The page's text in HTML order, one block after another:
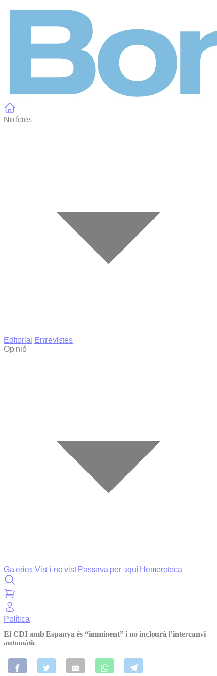
Notícies
Editorial
Entrevistes
Opinió
Galeries Vist i no vist Passava per aquí Hemeroteca
Política
El CDI amb Espanya és “imminent” i no inclourà l’intercanvi
automàtic